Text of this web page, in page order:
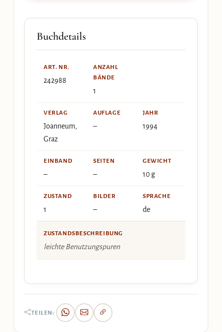
Buchdetails
ART. NR.
242988
ANZAHL
BÄNDE
1
VERLAG
Joanneum,
Graz
AUFLAGE
–
JAHR
1994
EINBAND
–
SEITEN
–
GEWICHT
10 g
ZUSTAND
1
BILDER
–
SPRACHE
de
ZUSTANDSBESCHREIBUNG
leichte Benutzungspuren
TEILEN: